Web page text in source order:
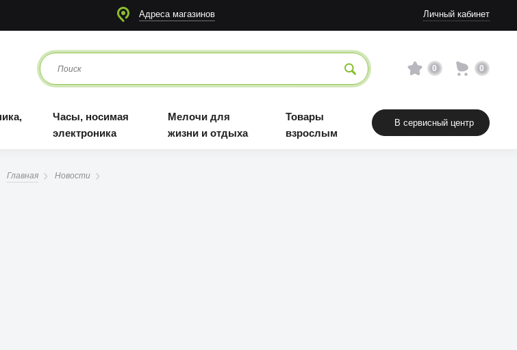
Адреса магазинов Личный кабинет
0 0
Часы, носимая
электроника
Мелочи для
жизни и отдыха
Товары
взрослым
В сервисный центр
Главная Новости